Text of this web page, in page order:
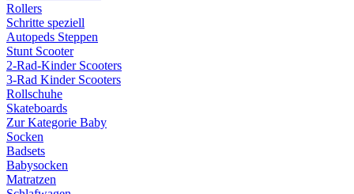
Rollers
Schritte speziell
Autopeds Steppen
Stunt Scooter
2-Rad-Kinder Scooters
3-Rad Kinder Scooters
Rollschuhe
Skateboards
Zur Kategorie Baby
Socken
Badsets
Babysocken
Matratzen